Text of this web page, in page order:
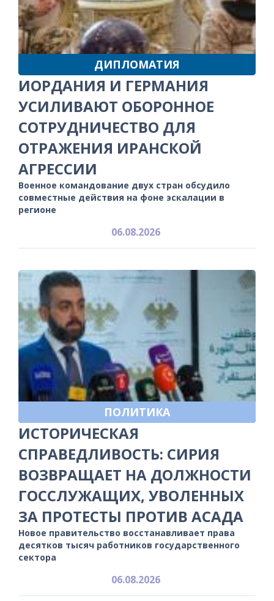
ДИПЛОМАТИЯ
ИОРДАНИЯ И ГЕРМАНИЯ
УСИЛИВАЮТ ОБОРОННОЕ
СОТРУДНИЧЕСТВО ДЛЯ
ОТРАЖЕНИЯ ИРАНСКОЙ
АГРЕССИИ
Военное командование двух стран обсудило
совместные действия на фоне эскалации в
регионе
06.08.2026
ПОЛИТИКА
ИСТОРИЧЕСКАЯ
СПРАВЕДЛИВОСТЬ: СИРИЯ
ВОЗВРАЩАЕТ НА ДОЛЖНОСТИ
ГОССЛУЖАЩИХ, УВОЛЕННЫХ
ЗА ПРОТЕСТЫ ПРОТИВ АСАДА
Новое правительство восстанавливает права
десятков тысяч работников государственного
сектора
06.08.2026